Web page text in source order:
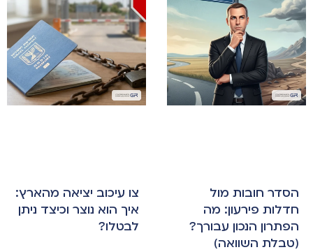
הסדר חובות מול
חדלות פירעון: מה
הפתרון הנכון עבורך?
(טבלת השוואה)
צו עיכוב יציאה מהארץ:
איך הוא נוצר וכיצד ניתן
לבטלו?